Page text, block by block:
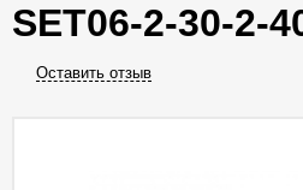
SET06-2-30-2-
Оставить отзыв